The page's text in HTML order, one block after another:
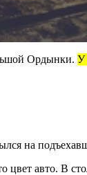
Ордынки. У
на
авто. В